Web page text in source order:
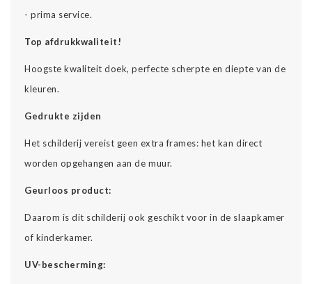
- prima service.
Top afdrukkwaliteit!
Hoogste kwaliteit doek, perfecte scherpte en diepte van de
kleuren.
Gedrukte zijden
Het schilderij vereist geen extra frames: het kan direct
worden opgehangen aan de muur.
Geurloos product:
Daarom is dit schilderij ook geschikt voor in de slaapkamer
of kinderkamer.
UV-bescherming: